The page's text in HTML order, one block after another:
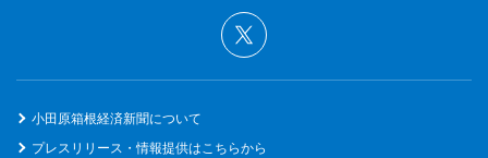
小田原箱根経済新聞について
プレスリリース・情報提供はこちらから